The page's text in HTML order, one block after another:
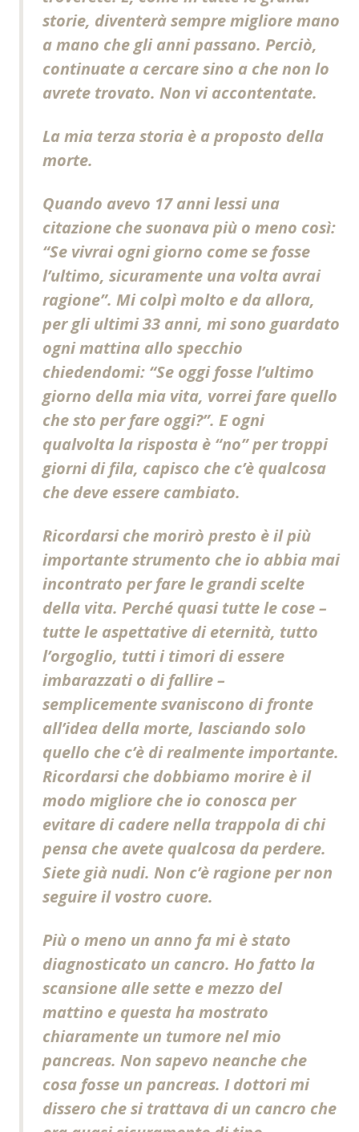
storie, diventerà sempre migliore mano
a mano che gli anni passano. Perciò,
continuate a cercare sino a che non lo
avrete trovato. Non vi accontentate.
La mia terza storia è a proposto della
morte.
Quando avevo 17 anni lessi una
citazione che suonava più o meno così:
“Se vivrai ogni giorno come se fosse
l’ultimo, sicuramente una volta avrai
ragione”. Mi colpì molto e da allora,
per gli ultimi 33 anni, mi sono guardato
ogni mattina allo specchio
chiedendomi: “Se oggi fosse l’ultimo
giorno della mia vita, vorrei fare quello
che sto per fare oggi?”. E ogni
qualvolta la risposta è “no” per troppi
giorni di fila, capisco che c’è qualcosa
che deve essere cambiato.
Ricordarsi che morirò presto è il più
importante strumento che io abbia mai
incontrato per fare le grandi scelte
della vita. Perché quasi tutte le cose –
tutte le aspettative di eternità, tutto
l’orgoglio, tutti i timori di essere
imbarazzati o di fallire –
semplicemente svaniscono di fronte
all’idea della morte, lasciando solo
quello che c’è di realmente importante.
Ricordarsi che dobbiamo morire è il
modo migliore che io conosca per
evitare di cadere nella trappola di chi
pensa che avete qualcosa da perdere.
Siete già nudi. Non c’è ragione per non
seguire il vostro cuore.
Più o meno un anno fa mi è stato
diagnosticato un cancro. Ho fatto la
scansione alle sette e mezzo del
mattino e questa ha mostrato
chiaramente un tumore nel mio
pancreas. Non sapevo neanche che
cosa fosse un pancreas. I dottori mi
dissero che si trattava di un cancro che